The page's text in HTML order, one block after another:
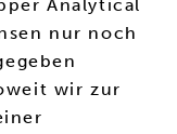
Analytical
nur noch
wir zur